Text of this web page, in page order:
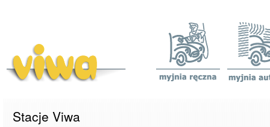
Stacje Viwa